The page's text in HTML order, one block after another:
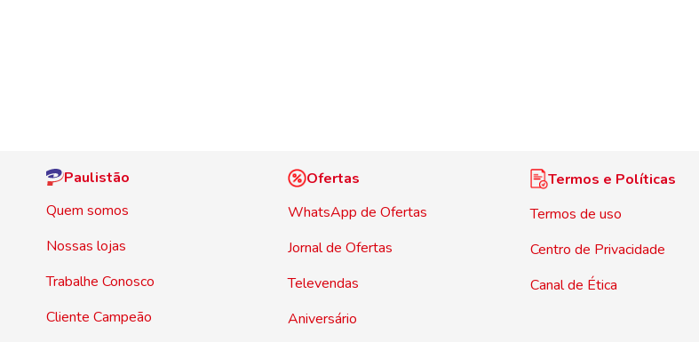
Paulistão
Quem somos
Nossas lojas
Trabalhe Conosco
Cliente Campeão
Ofertas
WhatsApp de Ofertas
Jornal de Ofertas
Televendas
Aniversário
Termos e Políticas
Termos de uso
Centro de Privacidade
Canal de Ética